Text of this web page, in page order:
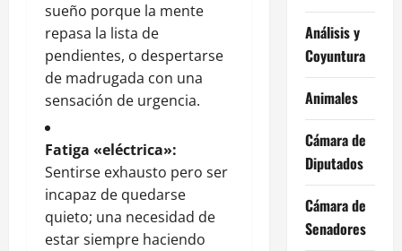
sueño porque la mente
repasa la lista de
pendientes, o despertarse
de madrugada con una
sensación de urgencia.
Fatiga «eléctrica»:
Sentirse exhausto pero ser
incapaz de quedarse
quieto; una necesidad de
estar siempre haciendo
Análisis y
Coyuntura
Animales
Cámara de
Diputados
Cámara de
Senadores